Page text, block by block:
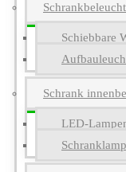
Schiebbare
Schrank
LED-